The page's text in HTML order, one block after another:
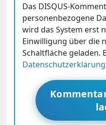
Das DISQUS-
personenbezogene
wird das System erst
Einwilligung über die
Schaltfläche geladen.
Datenschutzerklärung